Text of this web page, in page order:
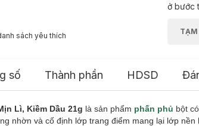
sách yêu thích
ở bước
TẠM
số Thành phần HDSD
Lì, Kiềm Dầu 21g là sản phẩm phấn phủ bột
nhờn và cố định lớp trang điểm mang lại lớp